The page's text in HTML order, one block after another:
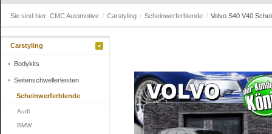
Sie sind hier: CMC Automotive / Carstyling / Scheinwerferblende / Volvo S40 V40
Carstyling
Bodykits
Seitenschwellerleisten
Scheinwerferblende
Audi
BMW